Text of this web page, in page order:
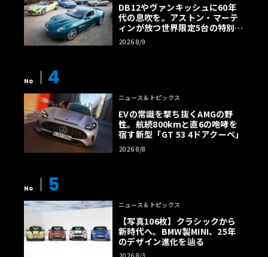
DB12やヴァンキッシュに60年
代の息吹を。アストン・マーテ
ィンが放つ世界限定5台の特別コ
レクション
2026 8/9
No 4
ニュース＆トピックス
EVの常識を撃ち抜くAMGの野
性。航続800kmと直6の咆哮を
宿す新型「GT 53 4ドアクーペ」
2026 8/8
No 5
ニュース＆トピックス
【写真106枚】クラシックから
新時代へ。BMW製MINI、25年
のデザイン進化を辿る